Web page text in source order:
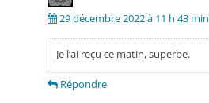
29 décembre 2022 à 11 h 43 min
Je l’ai reçu ce matin, superbe.
Répondre